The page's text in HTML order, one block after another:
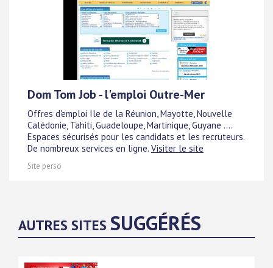
Dom Tom Job - l'emploi Outre-Mer
Offres d'emploi Ile de la Réunion, Mayotte, Nouvelle
Calédonie, Tahiti, Guadeloupe, Martinique, Guyane ....
Espaces sécurisés pour les candidats et les recruteurs.
De nombreux services en ligne. Visiter le site
Site perso
AUTRES SITES SUGGÉRÉS